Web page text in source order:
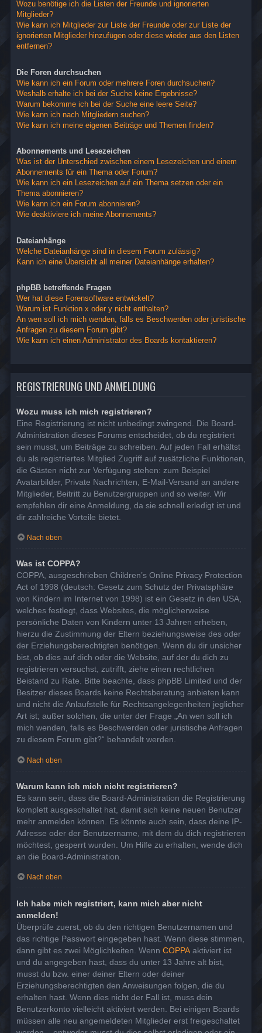
Wozu benötige ich die Listen der Freunde und ignorierten
Mitglieder?
Wie kann ich Mitglieder zur Liste der Freunde oder zur Liste der
ignorierten Mitglieder hinzufügen oder diese wieder aus den Listen
entfernen?
Die Foren durchsuchen
Wie kann ich ein Forum oder mehrere Foren durchsuchen?
Weshalb erhalte ich bei der Suche keine Ergebnisse?
Warum bekomme ich bei der Suche eine leere Seite?
Wie kann ich nach Mitgliedern suchen?
Wie kann ich meine eigenen Beiträge und Themen finden?
Abonnements und Lesezeichen
Was ist der Unterschied zwischen einem Lesezeichen und einem
Abonnements für ein Thema oder Forum?
Wie kann ich ein Lesezeichen auf ein Thema setzen oder ein
Thema abonnieren?
Wie kann ich ein Forum abonnieren?
Wie deaktiviere ich meine Abonnements?
Dateianhänge
Welche Dateianhänge sind in diesem Forum zulässig?
Kann ich eine Übersicht all meiner Dateianhänge erhalten?
phpBB betreffende Fragen
Wer hat diese Forensoftware entwickelt?
Warum ist Funktion x oder y nicht enthalten?
An wen soll ich mich wenden, falls es Beschwerden oder juristische
Anfragen zu diesem Forum gibt?
Wie kann ich einen Administrator des Boards kontaktieren?
REGISTRIERUNG UND ANMELDUNG
Wozu muss ich mich registrieren?
Eine Registrierung ist nicht unbedingt zwingend. Die Board-
Administration dieses Forums entscheidet, ob du registriert
sein musst, um Beiträge zu schreiben. Auf jeden Fall erhältst
du als registriertes Mitglied Zugriff auf zusätzliche Funktionen,
die Gästen nicht zur Verfügung stehen: zum Beispiel
Avatarbilder, Private Nachrichten, E-Mail-Versand an andere
Mitglieder, Beitritt zu Benutzergruppen und so weiter. Wir
empfehlen dir eine Anmeldung, da sie schnell erledigt ist und
dir zahlreiche Vorteile bietet.
Nach oben
Was ist COPPA?
COPPA, ausgeschrieben Children’s Online Privacy Protection
Act of 1998 (deutsch: Gesetz zum Schutz der Privatsphäre
von Kindern im Internet von 1998) ist ein Gesetz in den USA,
welches festlegt, dass Websites, die möglicherweise
persönliche Daten von Kindern unter 13 Jahren erheben,
hierzu die Zustimmung der Eltern beziehungsweise des oder
der Erziehungsberechtigten benötigen. Wenn du dir unsicher
bist, ob dies auf dich oder die Website, auf der du dich zu
registrieren versuchst, zutrifft, ziehe einen rechtlichen
Beistand zu Rate. Bitte beachte, dass phpBB Limited und der
Besitzer dieses Boards keine Rechtsberatung anbieten kann
und nicht die Anlaufstelle für Rechtsangelegenheiten jeglicher
Art ist; außer solchen, die unter der Frage „An wen soll ich
mich wenden, falls es Beschwerden oder juristische Anfragen
zu diesem Forum gibt?“ behandelt werden.
Nach oben
Warum kann ich mich nicht registrieren?
Es kann sein, dass die Board-Administration die Registrierung
komplett ausgeschaltet hat, damit sich keine neuen Benutzer
mehr anmelden können. Es könnte auch sein, dass deine IP-
Adresse oder der Benutzername, mit dem du dich registrieren
möchtest, gesperrt wurden. Um Hilfe zu erhalten, wende dich
an die Board-Administration.
Nach oben
Ich habe mich registriert, kann mich aber nicht
anmelden!
Überprüfe zuerst, ob du den richtigen Benutzernamen und
das richtige Passwort eingegeben hast. Wenn diese stimmen,
dann gibt es zwei Möglichkeiten. Wenn COPPA aktiviert ist
und du angegeben hast, dass du unter 13 Jahre alt bist,
musst du bzw. einer deiner Eltern oder deiner
Erziehungsberechtigten den Anweisungen folgen, die du
erhalten hast. Wenn dies nicht der Fall ist, muss dein
Benutzerkonto vielleicht aktiviert werden. Bei einigen Boards
müssen alle neu angemeldeten Mitglieder erst freigeschaltet